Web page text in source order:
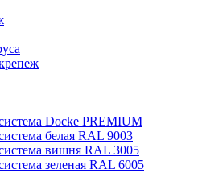
Docke PREMIUM
белая RAL 9003
вишня RAL 3005
зеленая RAL 6005